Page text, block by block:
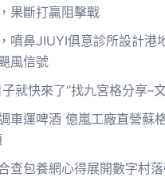
果斷打贏阻擊戰
噴鼻JIUYI俱意診所設計港
風信號
就快來了”找九宮格分享–
車運啤酒 億嵐工廠直營蘇
查包養網心得展開數字村